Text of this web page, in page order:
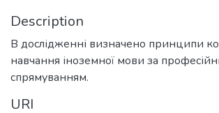
Description
В дослідженні визначено принципи
навчання іноземної мови за
спрямуванням.
URI